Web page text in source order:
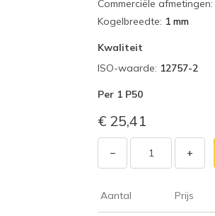
Commerciële afmetingen:
Kogelbreedte: 1 mm
Kwaliteit
ISO-waarde: 12757-2
Per 1 P50
€ 25,41
− +
Aantal Prijs